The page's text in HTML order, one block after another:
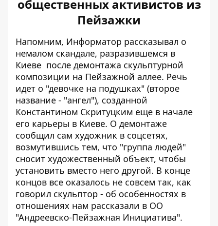
общественных активистов из
Пейзажки
Напомним, Информатор рассказывал о
немалом скандале, разразившемся в
Киеве после демонтажа скульптурной
композиции на Пейзажной аллее. Речь
идет о "девочке на подушках" (второе
название - "ангел"), созданной
Константином Скритуцким еще в начале
его карьеры в Киеве. О демонтаже
сообщил сам художник в соцсетях,
возмутившись тем, что "группа людей"
сносит художественный объект, чтобы
установить вместо него другой. В конце
концов все оказалось не совсем так, как
говорил скульптор - об особенностях в
отношениях нам рассказали в ОО
"Андреевско-Пейзажная Инициатива".